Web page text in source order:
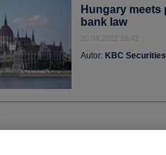
Hungary meets
bank law
20.04.2012 16:42
Autor: KBC Securities